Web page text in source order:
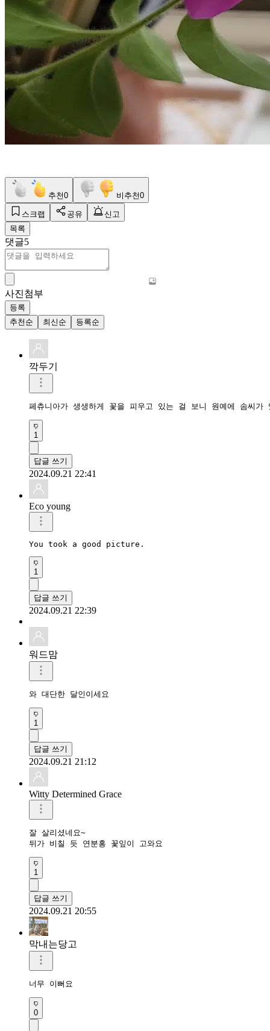
추천0 비추천0
스크랩 공유
신고
목록
댓글5
사진첨부
등록
추천순
최신순 등록순
깍두기
페츄니아가 생생하게 꽃을 피우고 있는 걸 보니 원예에 솜씨
1
답글 쓰기
2024.09.21 22:41
Eco young
You took a good picture.
1
답글 쓰기
2024.09.21 22:39
워드맘
와 대단한 달인이세요
1
답글 쓰기
2024.09.21 21:12
Witty Determined Grace
잘 살리셨네요~
뒤가 비칠 듯 연분홍 꽃잎이 고와요
1
답글 쓰기
2024.09.21 20:55
막내는당고
너무 이뻐요
0